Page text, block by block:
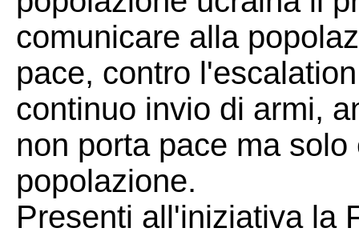
comunicare alla
pace, contro
continuo invio di armi,
non porta pace ma
popolazione.
Presenti all'iniziativa la